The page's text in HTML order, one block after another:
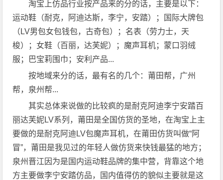
淘宝上仿品行业按产品来的分的话，主要是以下：
运动鞋（耐克，阿迪达斯，李宁，安踏）；国际大牌包
（LV男包女包钱包，古奇包）；名表（劳力士，天
梭）；女鞋（百丽，达芙妮）；魔声耳机；蒙口羽绒
服；巴宝莉围巾；安利产品...
按地域来分的话，最有名的几个：莆田帮，广州
帮，泉州帮...
其实总体来说做的比较疯的是耐克阿迪李宁安踏百
丽达芙妮LV系列，莆田是全国仿货的圣地，在淘宝上主
要做的是耐克阿迪LV包魔声耳机，在莆田仿货叫做“阿
冒”，莆田是我见过的年轻人做仿货来快钱最猛的地方；
泉州晋江因为是国内运动鞋品牌的集中营，背靠这个地
方主要做李宁安踏仿品，国内值得仿的貌似主要就是这